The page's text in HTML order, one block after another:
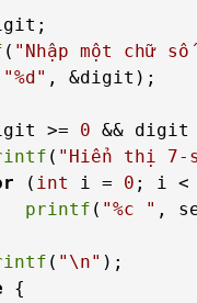
( "Nhập một chữ
"%d" , &digit);
>= 0 && digit
( "Hiển thị 7-
( int i = 0 ; i <
printf ( "%c " ,
( "\n" );
{